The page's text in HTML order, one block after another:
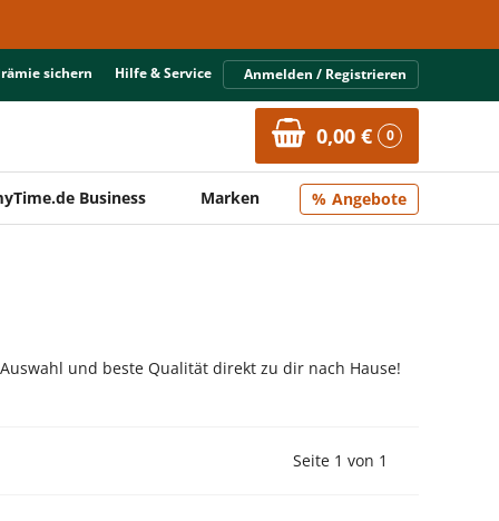
sichern Hilfe & Service Anmelden / Registrieren
0,00 € 0
Business Marken Angebote
und beste Qualität direkt zu dir nach Hause!
Vorherige Seite
Seite 1 von 1